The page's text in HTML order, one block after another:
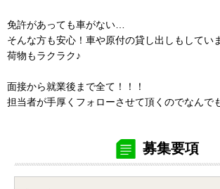
免許があっても車がない…
そんな方も安心！車や原付の貸し出しもしてい
荷物もラクラク♪
面接から就業後まで全て！！！
担当者が手厚くフォローさせて頂くのでなんで
募集要項